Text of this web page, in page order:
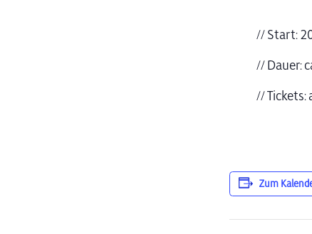
// Start:
// Dauer:
// Tickets:
Zum